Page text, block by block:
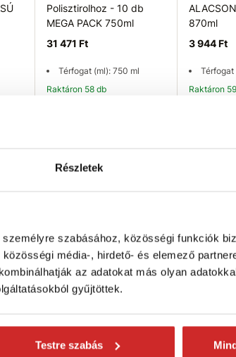
Részletek
szabásához, közösségi funkciók
média-, hirdető- és elemező
az adatokat más olyan
gyűjtöttek.
Testre szabás
Polisztirolhoz - 10 db
MEGA PACK 750ml
31 471 Ft
Térfogat (ml): 750 ml
Raktáron 58 db
870ml
3 944 Ft
Térfogat
Raktáron
Wolf swiss quality
Szerelőhab oszlopokhoz
700
Wolf
Szerelő
850ml
29 870 Ft